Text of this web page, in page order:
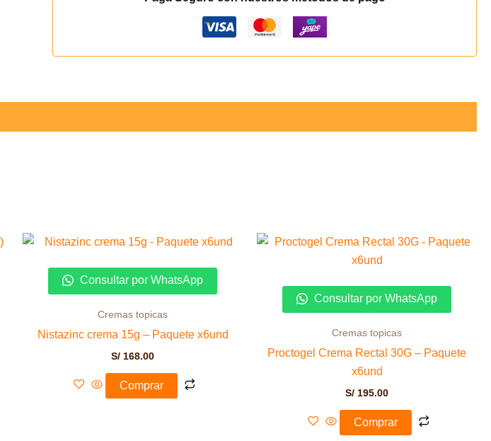
Consultar por WhatsApp
Cremas topicas
Nistazinc crema 15g – Paquete x6und
S/ 168.00
Comprar
Consultar por WhatsApp
Cremas topicas
Proctogel Crema Rectal 30G – Paquete
x6und
S/ 195.00
Comprar